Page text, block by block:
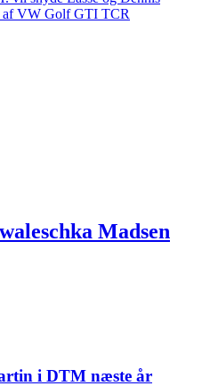
VW Golf GTI TCR
Madsen
i DTM næste år